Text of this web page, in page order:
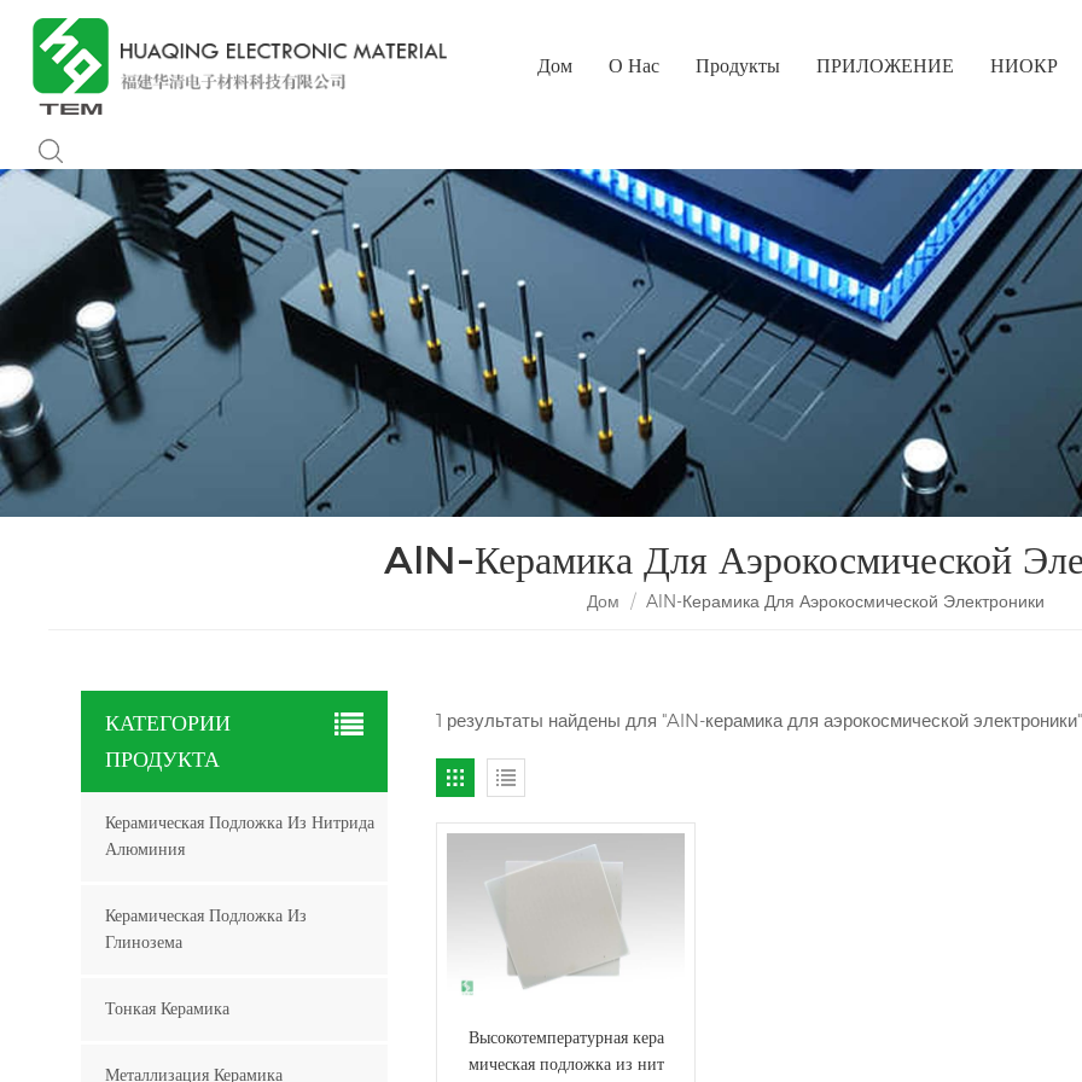
Дом О Нас Продукты ПРИЛОЖЕНИЕ НИОКР
AlN-Керамика Для Аэрокосмической
Дом / AlN-Керамика Для Аэрокосмической Электроники
1 результаты найдены для "AlN-керамика для аэрокосмической электроники"
Высокотемпературная кера
мическая подложка из нит
КАТЕГОРИИ
ПРОДУКТА
Керамическая Подложка Из Нитрида
Алюминия
Керамическая Подложка Из
Глинозема
Тонкая Керамика
Металлизация Керамика